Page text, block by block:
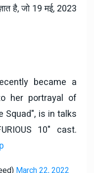
है, जो 19 मई, 2023
became a
her portrayal of
Squad", is in talks
10" cast.
March 22, 2022